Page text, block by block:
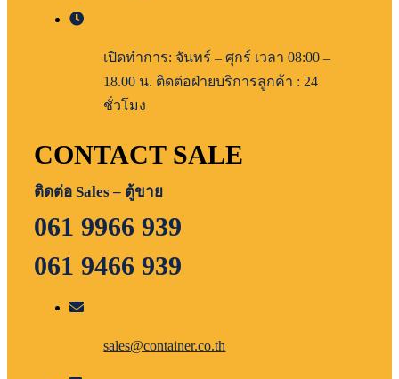
เปิดทำการ: จันทร์ – ศุกร์ เวลา 08:00 –
18.00 น. ติดต่อฝ่ายบริการลูกค้า : 24
ชั่วโมง
CONTACT SALE
ติดต่อ Sales – ตู้ขาย
061 9966 939
061 9466 939
sales@container.co.th